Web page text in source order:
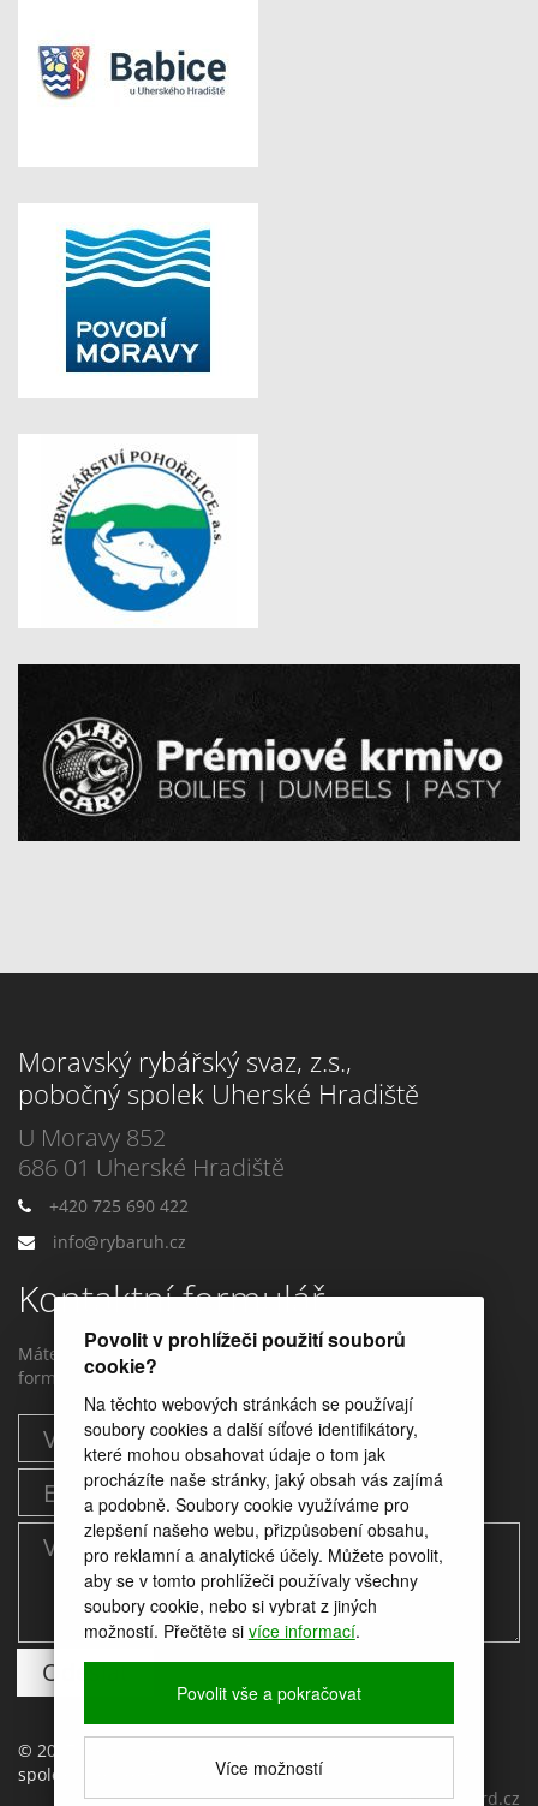
Povolit v prohlížeči použití souborů
cookie?
Na těchto webových stránkách se používají
soubory cookies a další síťové identifikátory,
které mohou obsahovat údaje o tom jak
procházíte naše stránky, jaký obsah vás zajímá
a podobně. Soubory cookie využíváme pro
zlepšení našeho webu, přizpůsobení obsahu,
pro reklamní a analytické účely. Můžete povolit,
aby se v tomto prohlížeči používaly všechny
soubory cookie, nebo si vybrat z jiných
možností. Přečtěte si více informací.
Povolit vše a pokračovat
Více možností
Moravský rybářský svaz, z.s.,
pobočný spolek Uherské Hradiště
U Moravy 852
686 01 Uherské Hradiště
+420 725 690 422
info@rybaruh.cz
Kontaktní formulář
Máte dotaz? Můžete nám napstat prostřednictvím tohoto
formuláře.
© 2017 provozuje Moravský Rybářský svaz, z.s., pobočný
spolek Uherské Hradiště
web by
icard.cz